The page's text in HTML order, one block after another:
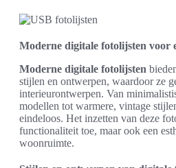
Moderne digitale fotolijsten voor
Moderne digitale fotolijsten
stijlen en ontwerpen, waardoor ze
interieurontwerpen. Van
modellen tot warmere, vintage
eindeloos. Het inzetten van deze
functionaliteit toe, maar ook een
woonruimte.